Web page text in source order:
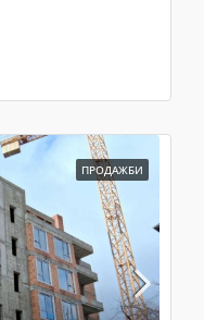
ПРОДАЖБИ